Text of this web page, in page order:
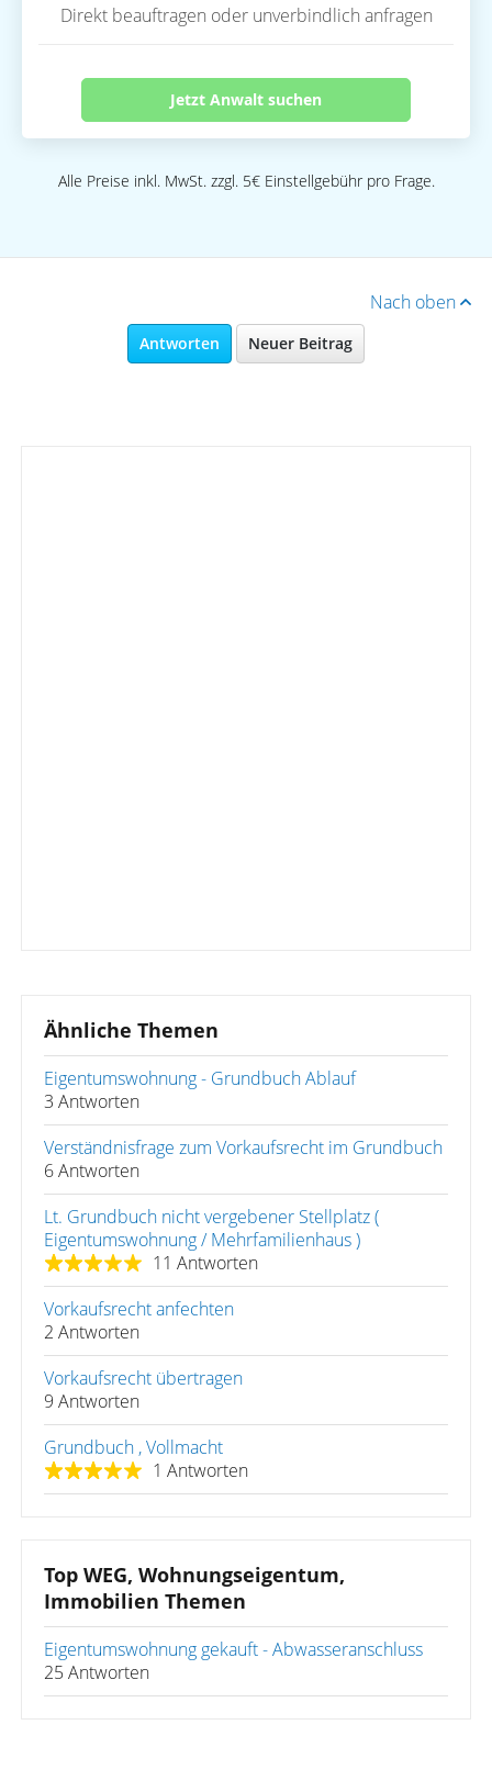
Direkt beauftragen oder unverbindlich anfragen
Jetzt Anwalt suchen
Alle Preise inkl. MwSt. zzgl. 5€ Einstellgebühr pro Frage.
Nach oben
Antworten Neuer Beitrag
Ähnliche Themen
Eigentumswohnung - Grundbuch Ablauf
3 Antworten
Verständnisfrage zum Vorkaufsrecht im Grundbuch
6 Antworten
Lt. Grundbuch nicht vergebener Stellplatz (
Eigentumswohnung / Mehrfamilienhaus )
11 Antworten
Vorkaufsrecht anfechten
2 Antworten
Vorkaufsrecht übertragen
9 Antworten
Grundbuch , Vollmacht
1 Antworten
Top WEG, Wohnungseigentum,
Immobilien Themen
Eigentumswohnung gekauft - Abwasseranschluss
25 Antworten